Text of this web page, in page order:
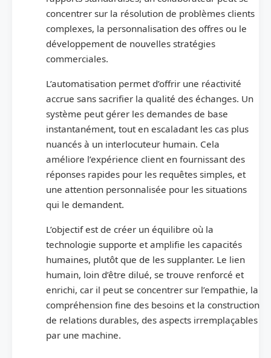
concentrer sur la résolution de problèmes clients
complexes, la personnalisation des offres ou le
développement de nouvelles stratégies
commerciales.
L’automatisation permet d’offrir une réactivité
accrue sans sacrifier la qualité des échanges. Un
système peut gérer les demandes de base
instantanément, tout en escaladant les cas plus
nuancés à un interlocuteur humain. Cela
améliore l’expérience client en fournissant des
réponses rapides pour les requêtes simples, et
une attention personnalisée pour les situations
qui le demandent.
L’objectif est de créer un équilibre où la
technologie supporte et amplifie les capacités
humaines, plutôt que de les supplanter. Le lien
humain, loin d’être dilué, se trouve renforcé et
enrichi, car il peut se concentrer sur l’empathie, la
compréhension fine des besoins et la construction
de relations durables, des aspects irremplaçables
par une machine.